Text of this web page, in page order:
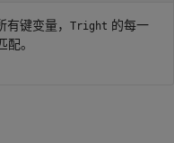
键变量， Tright 的每一
。